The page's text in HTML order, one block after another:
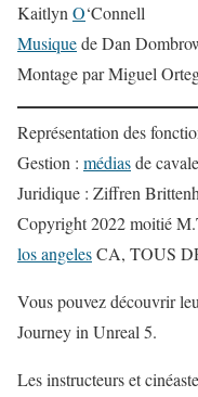
Kaitlyn O‘Connell
Musiquede Dan
Montage par Miguel
Représentation des
Gestion : médiasde
Juridique : Ziffren
Copyright 2022 moitié
los angelesCA, TOUS
Vous pouvez découvrir
Journey in Unreal 5.
Les instructeurs et